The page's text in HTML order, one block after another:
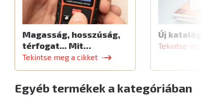
Magasság, hosszúság,
térfogat... Mit…
Tekintse meg a cikket
Új katalógus
Tekintse meg a
Egyéb termékek a kategóriában